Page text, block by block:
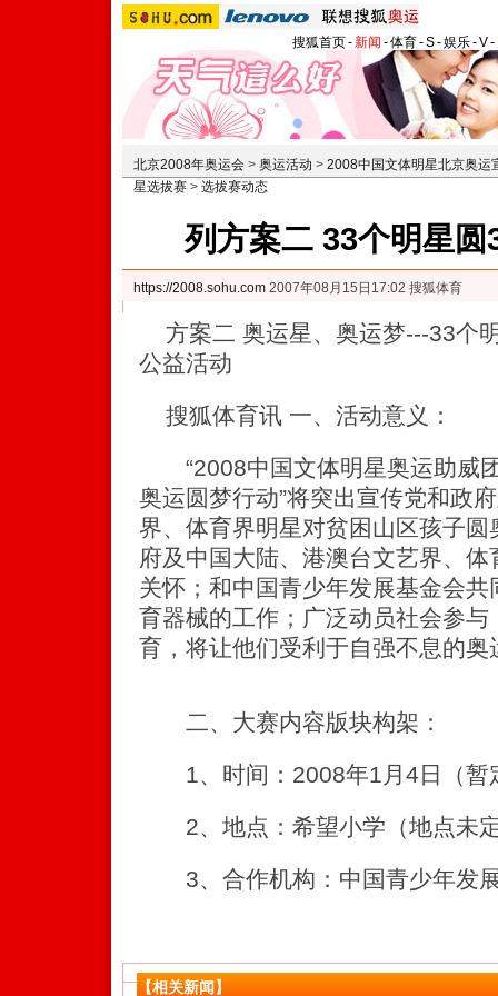
搜狐首页-新闻 -体育-S-娱乐-V-
北京2008年奥运会 > 奥运活动 > 2008中国文体明星北京奥运
星选拔赛 > 选拔赛动态
列方案二 33个明星
https://2008.sohu.com 2007年08月15日17:02 搜狐体育
方案二 奥运星、奥运梦---33个
公益活动
搜狐体育讯 一、活动意义：
“2008中国文体明星奥运助威
奥运圆梦行动”将突出宣传党和政
界、体育界明星对贫困山区孩子
府及中国大陆、港澳台文艺界、
关怀；和中国青少年发展基金会
育器械的工作；广泛动员社会参
育，将让他们受利于自强不息的奥
二、大赛内容版块构架：
1、时间：2008年1月4日（暂
2、地点：希望小学（地点未
3、合作机构：中国青少年发
【相关新闻】